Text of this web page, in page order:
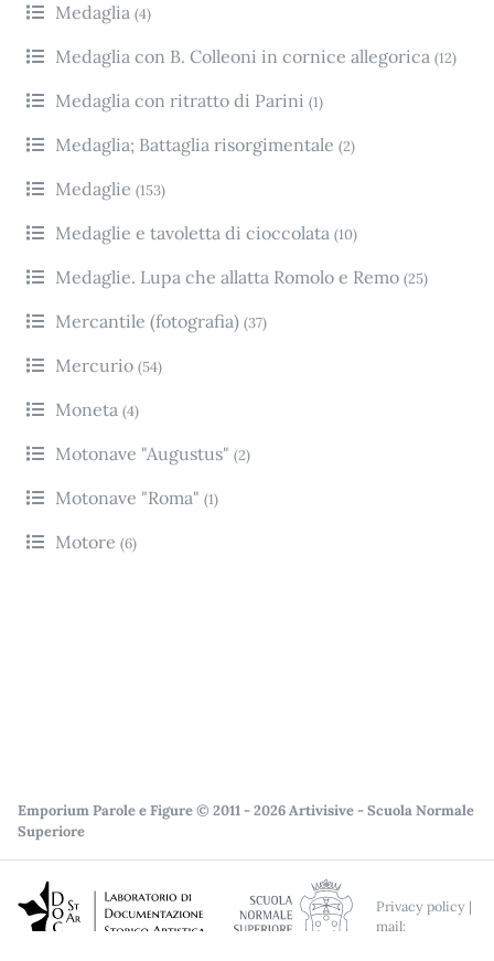
Medaglia (4)
Medaglia con B. Colleoni in cornice allegorica (12)
Medaglia con ritratto di Parini (1)
Medaglia; Battaglia risorgimentale (2)
Medaglie (153)
Medaglie e tavoletta di cioccolata (10)
Medaglie. Lupa che allatta Romolo e Remo (25)
Mercantile (fotografia) (37)
Mercurio (54)
Moneta (4)
Motonave "Augustus" (2)
Motonave "Roma" (1)
Motore (6)
Emporium Parole e Figure © 2011 - 2026 Artivisive - Scuola Normale
Superiore
Privacy policy |
mail: